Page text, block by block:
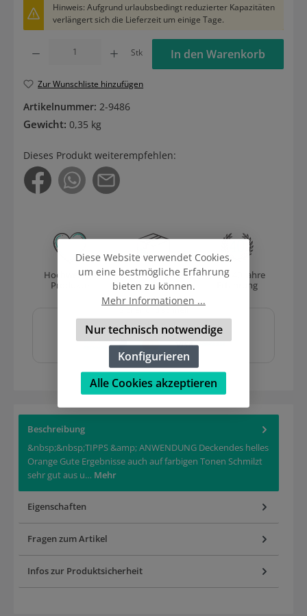
Hinweis: Aufgrund urlaubsbedingt reduzierter Kapazitäten
verlängert sich die Lieferzeit um einige Tage.
Produkt Anzahl: Gib den gewünschten Wert ein oder benutze die Schaltflächen um
Stk In den Warenkorb
Zur Wunschliste hinzufügen
Artikelnummer: 2-9486
Gewicht: 0,35 kg
Dieses Produkt weiterempfehlen:
Hochwertige
Produkte
Versand
mit DHL
Über 40 Jahre
Erfahrung
bezahlen mit
Beschreibung
&nbsp;&nbsp;TIPPS &amp; ANWENDUNG Deckendes helles
Orange Gute Ergebnisse auch auf farbigen Tonen Schmilzt
sehr gut aus u… Mehr
Eigenschaften
Fragen zum Artikel
Infos zur Produktsicherheit
Diese Website verwendet Cookies,
um eine bestmögliche Erfahrung
bieten zu können.
Mehr Informationen ...
Nur technisch notwendige
Konfigurieren
Alle Cookies akzeptieren